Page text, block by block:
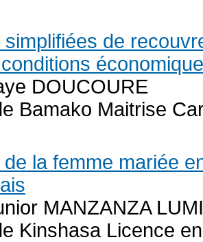
de
DOUCOURE
Bamako Maitrise
la femme mariée
MANZANZA
Kinshasa Licence